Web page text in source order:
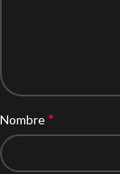
Nombre*